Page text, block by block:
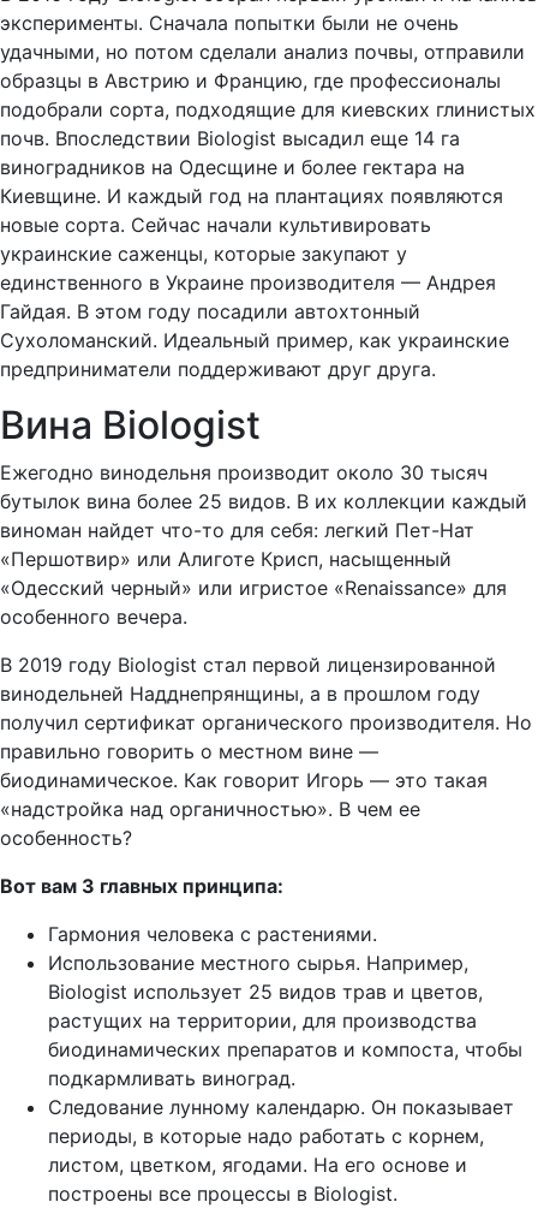
эксперименты. Сначала попытки были не очень
удачными, но потом сделали анализ почвы, отправили
образцы в Австрию и Францию, где профессионалы
подобрали сорта, подходящие для киевских глинистых
почв. Впоследствии Biologist высадил еще 14 га
виноградников на Одесщине и более гектара на
Киевщине. И каждый год на плантациях появляются
новые сорта. Сейчас начали культивировать
украинские саженцы, которые закупают у
единственного в Украине производителя — Андрея
Гайдая. В этом году посадили автохтонный
Сухоломанский. Идеальный пример, как украинские
предприниматели поддерживают друг друга.
Вина Biologist
Ежегодно винодельня производит около 30 тысяч
бутылок вина более 25 видов. В их коллекции каждый
виноман найдет что-то для себя: легкий Пет-Нат
«Першотвир» или Алиготе Крисп, насыщенный
«Одесский черный» или игристое «Renaissance» для
особенного вечера.
В 2019 году Biologist стал первой лицензированной
винодельней Надднепрянщины, а в прошлом году
получил сертификат органического производителя. Но
правильно говорить о местном вине —
биодинамическое. Как говорит Игорь — это такая
«надстройка над органичностью». В чем ее
особенность?
Вот вам 3 главных принципа:
Гармония человека с растениями.
Использование местного сырья. Например,
Biologist использует 25 видов трав и цветов,
растущих на территории, для производства
биодинамических препаратов и компоста, чтобы
подкармливать виноград.
Следование лунному календарю. Он показывает
периоды, в которые надо работать с корнем,
листом, цветком, ягодами. На его основе и
построены все процессы в Biologist.